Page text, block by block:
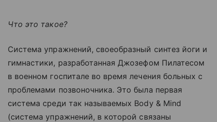
Что это такое?
Система упражнений, своеобразный синтез йоги и
гимнастики, разработанная Джозефом Пилатесом
в военном госпитале во время лечения больных с
проблемами позвоночника. Это была первая
система среди так называемых Body & Mind
(система упражнений, в которой связаны